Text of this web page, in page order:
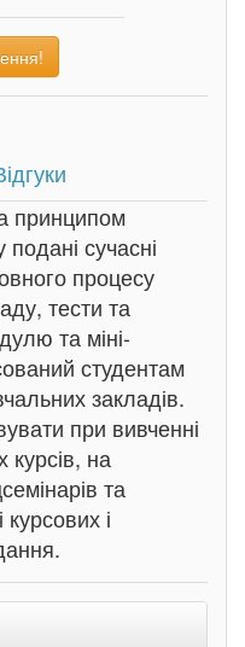
принципом
сучасні
процесу
тести та
та міні-
студентам
закладів.
при вивченні
курсів, на
та
і